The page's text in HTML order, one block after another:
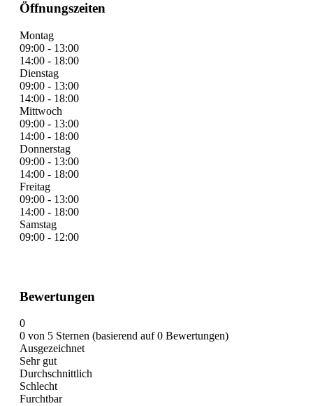
Öffnungszeiten
Montag
09:00 - 13:00
14:00 - 18:00
Dienstag
09:00 - 13:00
14:00 - 18:00
Mittwoch
09:00 - 13:00
14:00 - 18:00
Donnerstag
09:00 - 13:00
14:00 - 18:00
Freitag
09:00 - 13:00
14:00 - 18:00
Samstag
09:00 - 12:00
Bewertungen
0
0 von 5 Sternen (basierend auf 0 Bewertungen)
Ausgezeichnet
Sehr gut
Durchschnittlich
Schlecht
Furchtbar